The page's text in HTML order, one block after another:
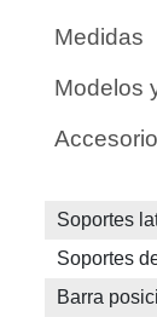
Medidas
Modelos
Soportes
Soportes
Barra